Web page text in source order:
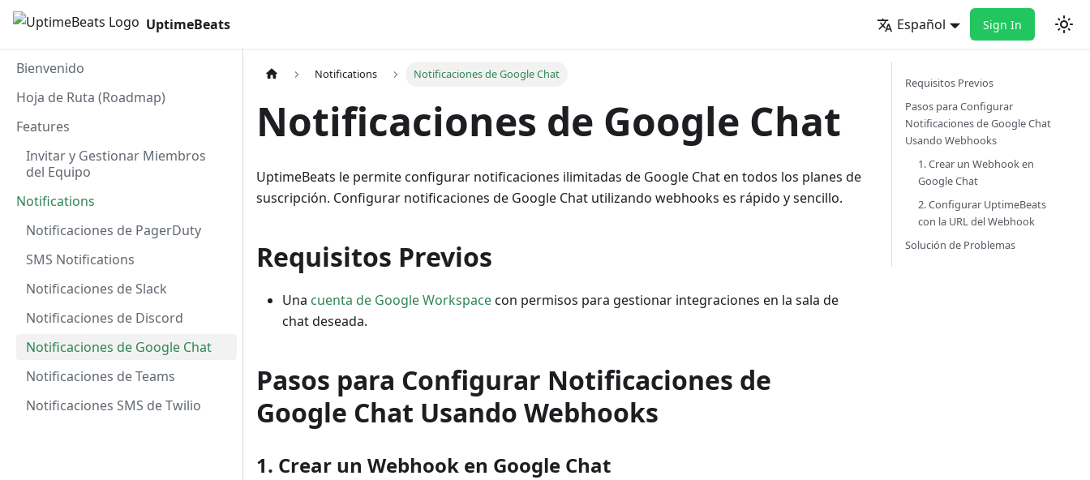
UptimeBeats Español Sign In
Bienvenido
Hoja de Ruta (Roadmap)
Features
Invitar y Gestionar Miembros
del Equipo
Notifications
Notificaciones de PagerDuty
SMS Notifications
Notificaciones de Slack
Notificaciones de Discord
Notificaciones de Google Chat
Notificaciones de Teams
Notificaciones SMS de Twilio
Notifications Notificaciones de Google Chat
Notificaciones de Google Chat
UptimeBeats le permite configurar notificaciones ilimitadas de Google Chat en todos los planes de
suscripción. Configurar notificaciones de Google Chat utilizando webhooks es rápido y sencillo.
Requisitos Previos
Una cuenta de Google Workspacecon permisos para gestionar integraciones en la sala de
chat deseada.
Pasos para Configurar Notificaciones de
Google Chat Usando Webhooks
1. Crear un Webhook en Google Chat
Requisitos Previos
Pasos para Configurar
Notificaciones de Google Chat
Usando Webhooks
1. Crear un Webhook en
Google Chat
2. Configurar UptimeBeats
con la URL del Webhook
Solución de Problemas